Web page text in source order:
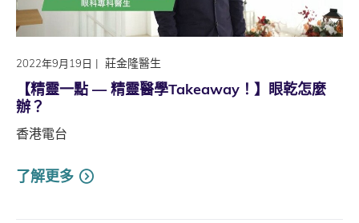
2022年9月19日 | 莊金隆醫生
【精靈一點 — 精靈醫學Takeaway！】眼乾怎麼
辦？
香港電台
了解更多